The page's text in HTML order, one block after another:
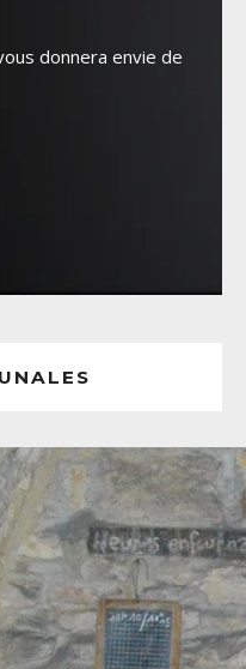
donnera envie de